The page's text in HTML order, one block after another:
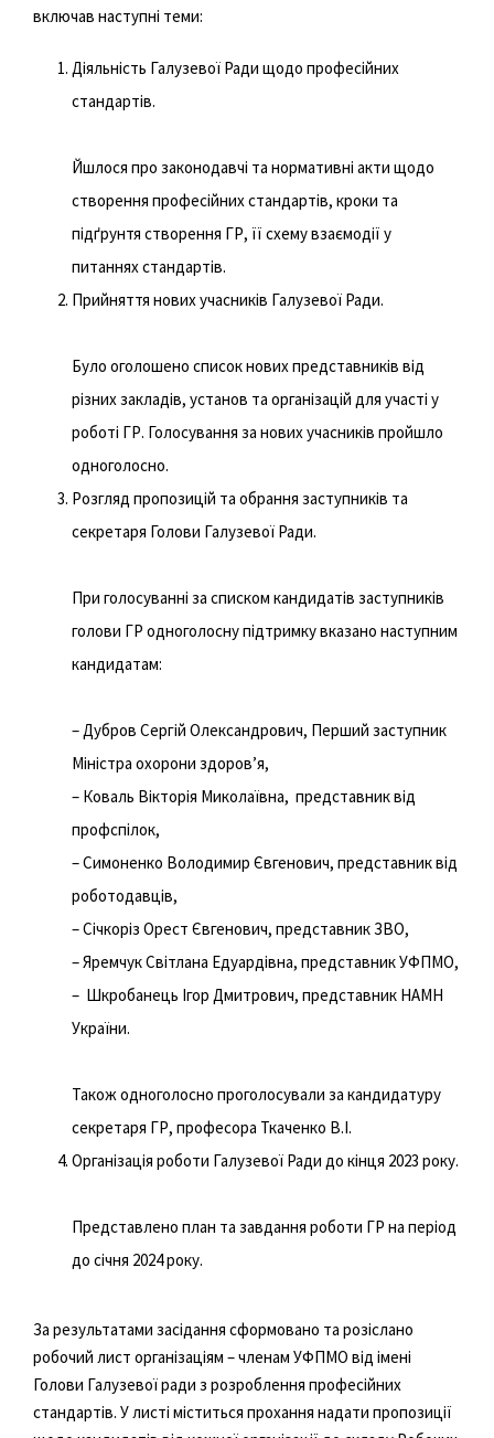
включав наступні теми:
Діяльність Галузевої Ради щодо професійних
стандартів.
Йшлося про законодавчі та нормативні акти щодо
створення професійних стандартів, кроки та
підґрунтя створення ГР, її схему взаємодії у
питаннях стандартів.
Прийняття нових учасників Галузевої Ради.
Було оголошено список нових представників від
різних закладів, установ та організацій для участі у
роботі ГР. Голосування за нових учасників пройшло
одноголосно.
Розгляд пропозицій та обрання заступників та
секретаря Голови Галузевої Ради.
При голосуванні за списком кандидатів заступників
голови ГР одноголосну підтримку вказано наступним
кандидатам:
– Дубров Сергій Олександрович, Перший заступник
Міністра охорони здоров’я,
– Коваль Вікторія Миколаївна, представник від
профспілок,
– Симоненко Володимир Євгенович, представник від
роботодавців,
– Січкоріз Орест Євгенович, представник ЗВО,
– Яремчук Світлана Едуардівна, представник УФПМО,
– Шкробанець Ігор Дмитрович, представник НАМН
України.
Також одноголосно проголосували за кандидатуру
секретаря ГР, професора Ткаченко В.І.
Організація роботи Галузевої Ради до кінця 2023 року.
Представлено план та завдання роботи ГР на період
до січня 2024 року.
За результатами засідання сформовано та розіслано
робочий лист організаціям – членам УФПМО від імені
Голови Галузевої ради з розроблення професійних
стандартів. У листі міститься прохання надати пропозиції